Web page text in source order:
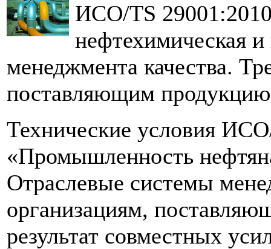
ИСО/TS
нефтехимическая
менеджмента качества.
поставляющим
Технические условия
«Промышленность
Отраслевые системы
организациям,
результат совместных